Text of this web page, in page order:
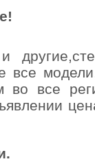
все
во все